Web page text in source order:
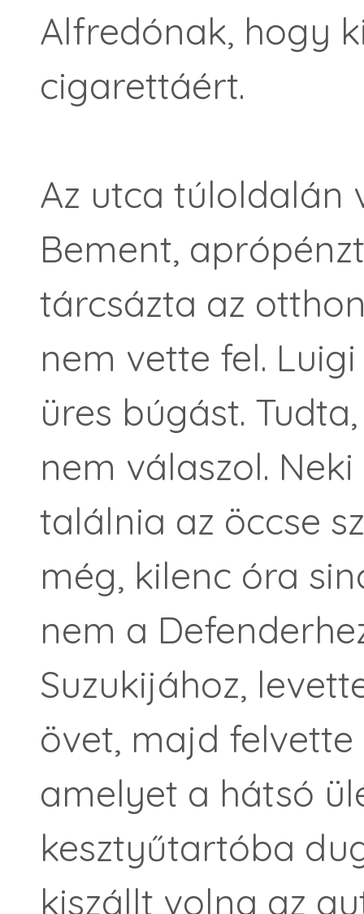
Alfredónak, hogy
cigarettáért.
Az utca túloldalán
Bement,
tárcsázta az
nem vette fel.
üres búgást.
nem válaszol.
találnia az öccse
még, kilenc óra
nem a
Suzukijához,
övet, majd
amelyet a hátsó
kesztyűtartóba
kiszállt volna az